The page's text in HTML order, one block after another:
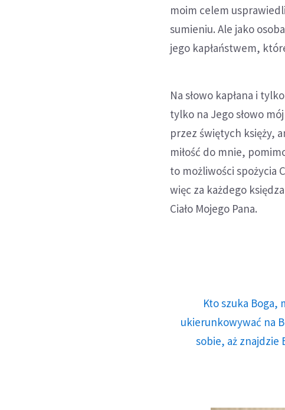
moim celem
sumieniu. Ale jako
jego kapłaństwem,
Na słowo kapłana i
tylko na Jego słowo
przez świętych księży,
miłość do mnie,
to możliwości spożycia
więc za każdego
Ciało Mojego Pana.
Kto szuka Boga,
ukierunkowywać na
sobie, aż znajdzie